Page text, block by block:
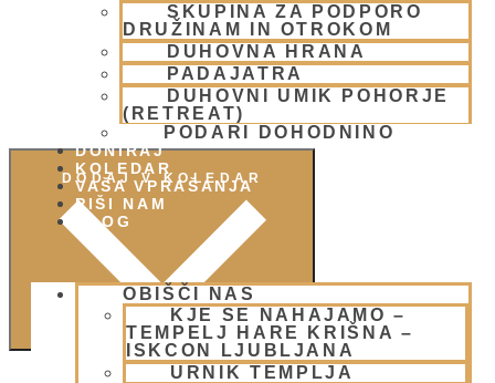
SKUPINA ZA PODPORO
DRUŽINAM IN OTROKOM
DUHOVNA HRANA
PADAJATRA
DUHOVNI UMIK POHORJE
(RETREAT)
PODARI DOHODNINO
DONIRAJ
KOLEDAR
VAŠA VPRAŠANJA
PIŠI NAM
BLOG
OBIŠČI NAS
KJE SE NAHAJAMO –
TEMPELJ HARE KRIŠNA –
ISKCON LJUBLJANA
URNIK TEMPLJA